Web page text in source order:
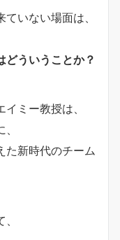
いない場面は、
どういうことか？
ミー教授は、
た新時代のチーム